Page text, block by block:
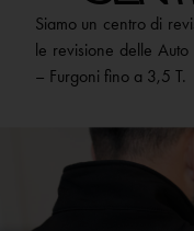
Siamo un centro di
le revisione delle
– Furgoni fino a 3,5 T.